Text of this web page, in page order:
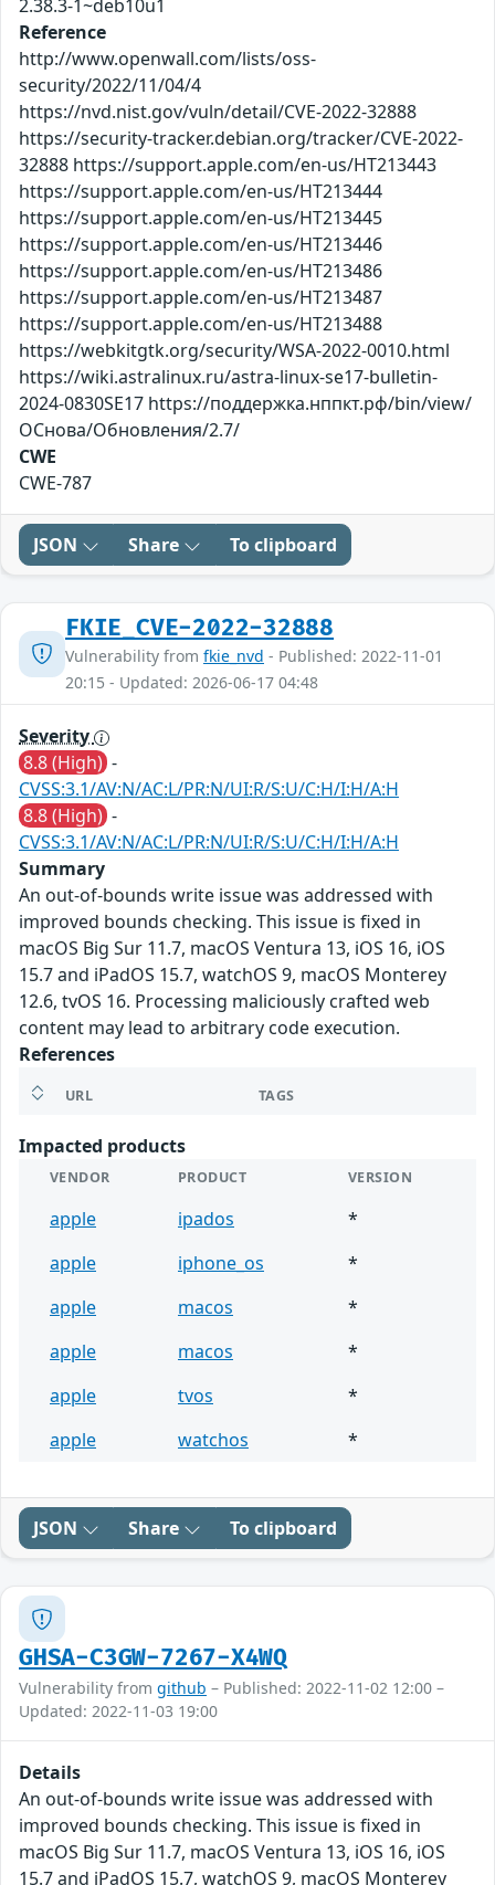
2.38.3-1~deb10u1
Reference
http://www.openwall.com/lists/oss-
security/2022/11/04/4
https://nvd.nist.gov/vuln/detail/CVE-2022-32888
https://security-tracker.debian.org/tracker/CVE-2022-
32888 https://support.apple.com/en-us/HT213443
https://support.apple.com/en-us/HT213444
https://support.apple.com/en-us/HT213445
https://support.apple.com/en-us/HT213446
https://support.apple.com/en-us/HT213486
https://support.apple.com/en-us/HT213487
https://support.apple.com/en-us/HT213488
https://webkitgtk.org/security/WSA-2022-0010.html
https://wiki.astralinux.ru/astra-linux-se17-bulletin-
2024-0830SE17 https://поддержка.нппкт.рф/bin/view/
ОСнова/Обновления/2.7/
CWE
CWE-787
JSON Share To clipboard
FKIE_CVE-2022-32888
Vulnerability from fkie_nvd - Published: 2022-11-01
20:15 - Updated: 2026-06-17 04:48
Severity
8.8 (High) -
CVSS:3.1/AV:N/AC:L/PR:N/UI:R/S:U/C:H/I:H/A:H
8.8 (High) -
CVSS:3.1/AV:N/AC:L/PR:N/UI:R/S:U/C:H/I:H/A:H
Summary
An out-of-bounds write issue was addressed with
improved bounds checking. This issue is fixed in
macOS Big Sur 11.7, macOS Ventura 13, iOS 16, iOS
15.7 and iPadOS 15.7, watchOS 9, macOS Monterey
12.6, tvOS 16. Processing maliciously crafted web
content may lead to arbitrary code execution.
References
URL TAGS
Impacted products
VENDOR PRODUCT VERSION
apple ipados
*
apple
iphone_os
*
apple
macos
*
apple
macos
*
apple
tvos
*
apple
watchos *
JSON Share To clipboard
GHSA-C3GW-7267-X4WQ
Vulnerability from github – Published: 2022-11-02 12:00 –
Updated: 2022-11-03 19:00
Details
An out-of-bounds write issue was addressed with
improved bounds checking. This issue is fixed in
macOS Big Sur 11.7, macOS Ventura 13, iOS 16, iOS
15.7 and iPadOS 15.7, watchOS 9, macOS Monterey